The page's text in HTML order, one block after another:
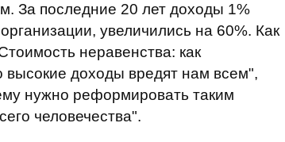
За последние 20 лет доходы 1%
увеличились на 60%. Как
неравенства: как
высокие доходы вредят нам всем",
нужно реформировать таким
человечества".